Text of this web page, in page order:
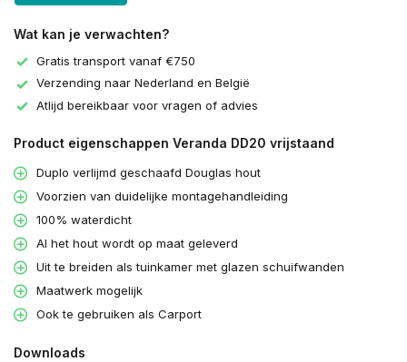
Wat kan je verwachten?
Gratis transport vanaf €750
Verzending naar Nederland en België
Atlijd bereikbaar voor vragen of advies
Product eigenschappen Veranda DD20 vrijstaand
Duplo verlijmd geschaafd Douglas hout
Voorzien van duidelijke montagehandleiding
100% waterdicht
Al het hout wordt op maat geleverd
Uit te breiden als tuinkamer met glazen schuifwanden
Maatwerk mogelijk
Ook te gebruiken als Carport
Downloads